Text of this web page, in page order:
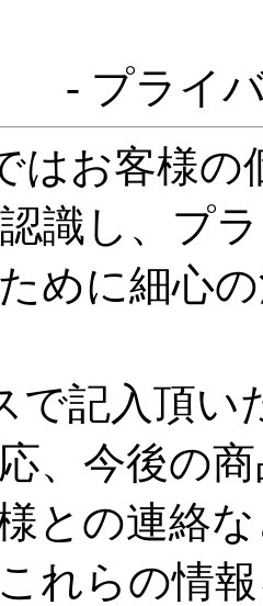
- プライ
はお客様の
識し、プ
めに細心
で記入頂い
、今後の
との連絡
れらの情